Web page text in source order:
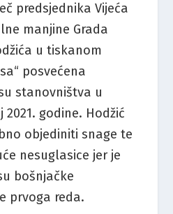
predsjednika Vijeća
manjine Grada
u tiskanom
posvećena
stanovništva u
godine. Hodžić
objediniti snage te
nesuglasice jer je
bošnjačke
prvoga reda.